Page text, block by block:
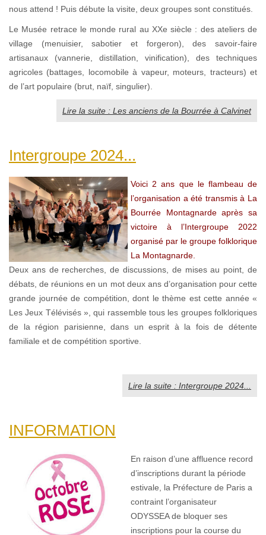
nous attend ! Puis débute la visite, deux groupes sont constitués.
Le Musée retrace le monde rural au XXe siècle : des ateliers de
village (menuisier, sabotier et forgeron), des savoir-faire
artisanaux (vannerie, distillation, vinification), des techniques
agricoles (battages, locomobile à vapeur, moteurs, tracteurs) et
de l’art populaire (brut, naïf, singulier).
Lire la suite : Les anciens de la Bourrée à Calvinet
Intergroupe 2024...
Voici 2 ans que le flambeau de
l’organisation a été transmis à La
Bourrée Montagnarde après sa
victoire à l’Intergroupe 2022
organisé par le groupe folklorique
La Montagnarde.
Deux ans de recherches, de discussions, de mises au point, de
débats, de réunions en un mot deux ans d’organisation pour cette
grande journée de compétition, dont le thème est cette année «
Les Jeux Télévisés », qui rassemble tous les groupes folkloriques
de la région parisienne, dans un esprit à la fois de détente
familiale et de compétition sportive.
Lire la suite : Intergroupe 2024...
INFORMATION
En raison d’une affluence record
d’inscriptions durant la période
estivale, la Préfecture de Paris a
contraint l’organisateur
ODYSSEA de bloquer ses
inscriptions pour la course du